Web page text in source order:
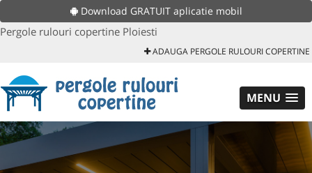
Download GRATUIT aplicatie mobil
Pergole rulouri copertine Ploiesti
ADAUGA PERGOLE RULOURI COPERTINE
MENU